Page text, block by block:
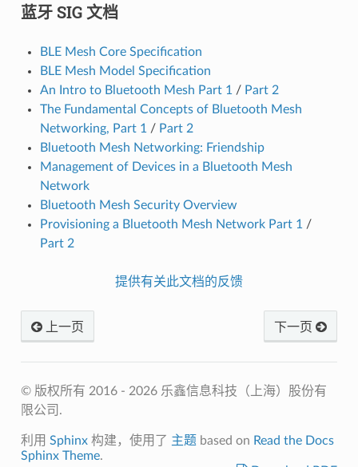
蓝牙 SIG 文档
BLE Mesh Core Specification
BLE Mesh Model Specification
An Intro to Bluetooth Mesh Part 1 / Part 2
The Fundamental Concepts of Bluetooth Mesh
Networking, Part 1 / Part 2
Bluetooth Mesh Networking: Friendship
Management of Devices in a Bluetooth Mesh
Network
Bluetooth Mesh Security Overview
Provisioning a Bluetooth Mesh Network Part 1 /
Part 2
提供有关此文档的反馈
上一页 下一页
© 版权所有 2016 - 2026 乐鑫信息科技（上海）股份有
限公司.
利用 Sphinx构建，使用了 主题 based on Read the Docs
Sphinx Theme.